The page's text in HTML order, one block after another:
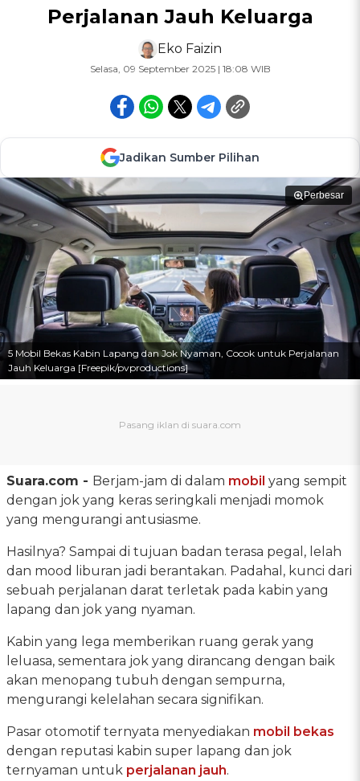
Perjalanan Jauh Keluarga
Eko Faizin
Selasa, 09 September 2025 | 18:08 WIB
Jadikan Sumber Pilihan
Perbesar
5 Mobil Bekas Kabin Lapang dan Jok Nyaman, Cocok untuk Perjalanan
Jauh Keluarga [Freepik/pvproductions]
Suara.com - Berjam-jam di dalam mobil yang sempit
dengan jok yang keras seringkali menjadi momok
yang mengurangi antusiasme.
Hasilnya? Sampai di tujuan badan terasa pegal, lelah
dan mood liburan jadi berantakan. Padahal, kunci dari
sebuah perjalanan darat terletak pada kabin yang
lapang dan jok yang nyaman.
Kabin yang lega memberikan ruang gerak yang
leluasa, sementara jok yang dirancang dengan baik
akan menopang tubuh dengan sempurna,
mengurangi kelelahan secara signifikan.
Pasar otomotif ternyata menyediakan mobil bekas
dengan reputasi kabin super lapang dan jok
ternyaman untuk perjalanan jauh.